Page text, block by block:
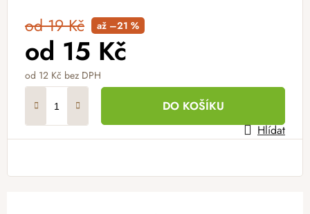
od 19 Kč až –21 %
od 15 Kč
od 12 Kč bez DPH
DO KOŠÍKU
Hlídat